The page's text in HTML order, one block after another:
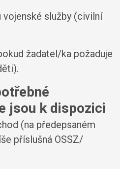
vojenské služby (civilní
žadatel/ka požaduje
jsou k dispozici
(na předepsaném
příslušná OSSZ/